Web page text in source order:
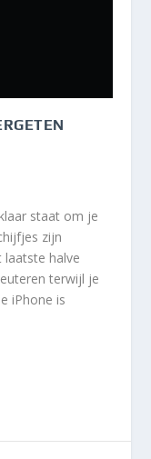
staat om je
zijn
laatste halve
terwijl je
iPhone is